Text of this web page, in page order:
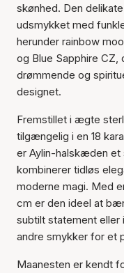
skønhed. Den
udsmykket med
herunder rainbow
og Blue Sapphire CZ,
drømmende og
designet.
Fremstillet i ægte
tilgængelig i en 18
er Aylin-halskæden et
kombinerer tidløs
moderne magi. Med
cm er den ideel at
subtilt statement eller
andre smykker for et
Maanesten er kendt